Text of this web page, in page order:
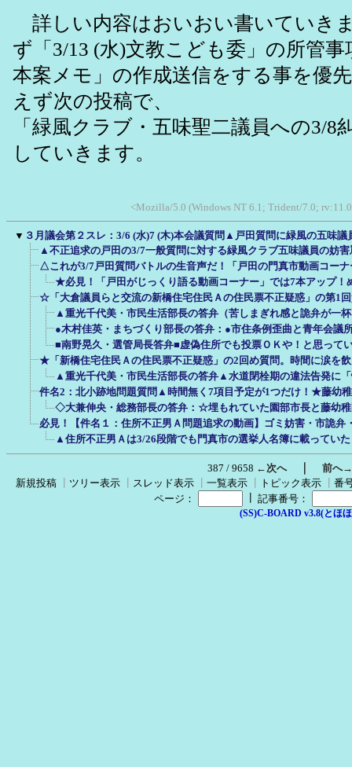
詳しい内容はおいおい書いていき
ず「3/13 (水)文教こども委」の所管
本案メモ」の作成送信をする事を優
えず次の投稿で、
「緑風クラブ・五味聖二議員への3/8
していきます。
<Mozilla/5.0 (Windows NT 6.1; Trident/7.0;
▼ ３月議会第２スレ：3/6 (水)7 (木)本会議質問▲戸田質問に緑風の五味議
▲不正追求の戸田の3/7一般質問に対する緑風クラブ五味議員の妨
△これが3/7戸田質問バトルの生音声だ！「戸田の門真市動画コー
★必見！「戸田がじっくり語る動画コーナー」では7本アップ！
☆「大倉議員らと交流の新橋住宅住民Ａの住民票不正疑惑」の第1
▲重光千代美・市民生活部長の答弁（苦しまぎれ感と詭弁が一
●木村佳英・まちづくり部長の答弁：●市住条例歪曲と青年会議
■南野晃久・選管局長答弁■虚偽住所でも投票ＯＫや！と思って
★「新橋住宅住民Ａの住民票不正疑惑」の2回め質問。時間に涙を
▲重光千代美・市民生活部長の答弁▲水道閉栓期の違法告発に
件名2：北小跡地問題質問▲時間無く7項目予定が1つだけ！★藤幼
◇大兼伸央・総務部長の答弁：☆埋もれていた園部市長と藤幼
必見！【件名１：住所不正男Ａ問題追求の動画】ゴミ妨害・市詭弁
▲住所不正男Ａは3/26段階でも門真市の選挙人名簿に載ってい
387 / 9658 ←次へ｜ 前へ→
新規投稿
ツリー表示 スレッド表示 一覧表示 トピック表示
番
ページ：
記事番号：
(SS)C-BOARD v3.8(とほ